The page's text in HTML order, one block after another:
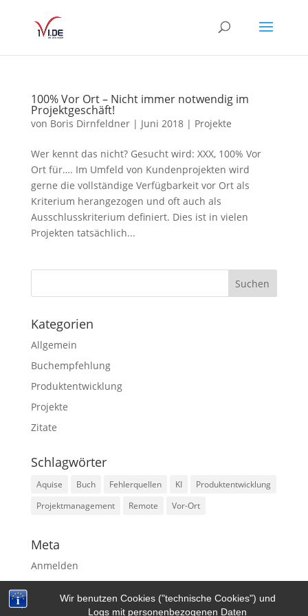
Wir benutzen Cookies ("technische Cookies") und
Logs mit personenbezogenen Daten
100% Vor Ort – Nicht immer notwendig im
Projektgeschäft!
von Boris Dirnfeldner| Juni 2018| Projekte
Wer kennt das nicht? Gesucht wird: XXX, 100% Vor
Ort für…. Im Umfeld von Kundenprojekten wird
gerne die vollständige Verfügbarkeit vor Ort als
Kriterium herangezogen und oft auch als
Ausschlusskriterium definiert. Dies ist in vielen
Projekten tatsächlich...
Kategorien
Allgemein
Buchempfehlung
Produktentwicklung
Projekte
Zitate
Schlagwörter
Aquise Buch Fehlerquellen KI
Produktentwicklung
Projektmanagement
Remote Vor-Ort
Meta
Anmelden
WordPress.org